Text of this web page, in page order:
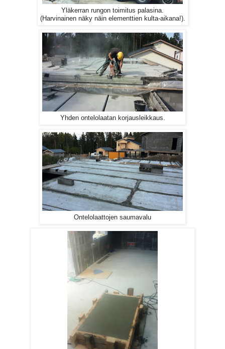
Yläkerran rungon toimitus palasina.
(Harvinainen näky näin elementtien kulta-aikana!).
Yhden ontelolaatan korjausleikkaus.
Ontelolaattojen saumavalu